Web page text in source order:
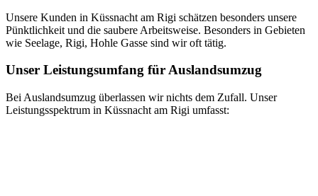
Unsere Kunden in Küssnacht am Rigi schätzen besonders unsere
Pünktlichkeit und die saubere Arbeitsweise. Besonders in Gebieten
wie Seelage, Rigi, Hohle Gasse sind wir oft tätig.
Unser Leistungsumfang für Auslandsumzug
Bei Auslandsumzug überlassen wir nichts dem Zufall. Unser
Leistungsspektrum in Küssnacht am Rigi umfasst: